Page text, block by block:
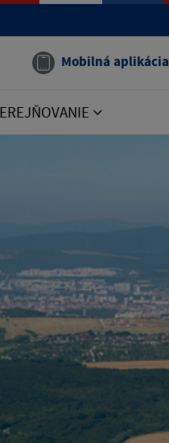
Mobilná aplikácia